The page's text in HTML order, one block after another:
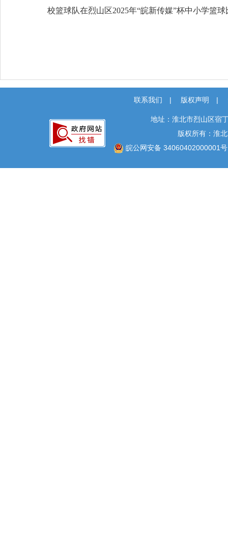
校篮球队在烈山区2025年“皖新传媒”杯中小学篮
联系我们 | 版权声明 |
地址：淮北市烈山区宿
版权所有：淮
皖公网安备 34060402000001号